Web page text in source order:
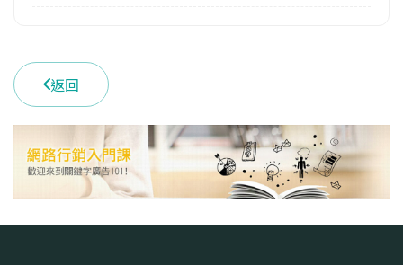
4
學系電話
(04)24517250 #4150
學系地址
臺中市西屯區文華路100號
返回